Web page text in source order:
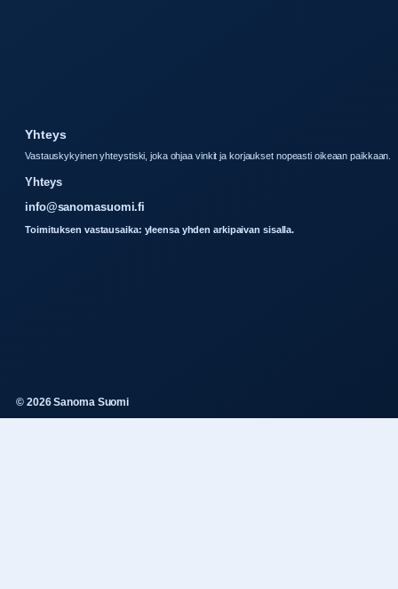
Yhteys
Vastauskykyinen yhteystiski, joka ohjaa vinkit ja korjaukset nopeasti oikeaan paikkaan.
Yhteys
info@sanomasuomi.fi
Toimituksen vastausaika: yleensa yhden arkipaivan sisalla.
© 2026 Sanoma Suomi